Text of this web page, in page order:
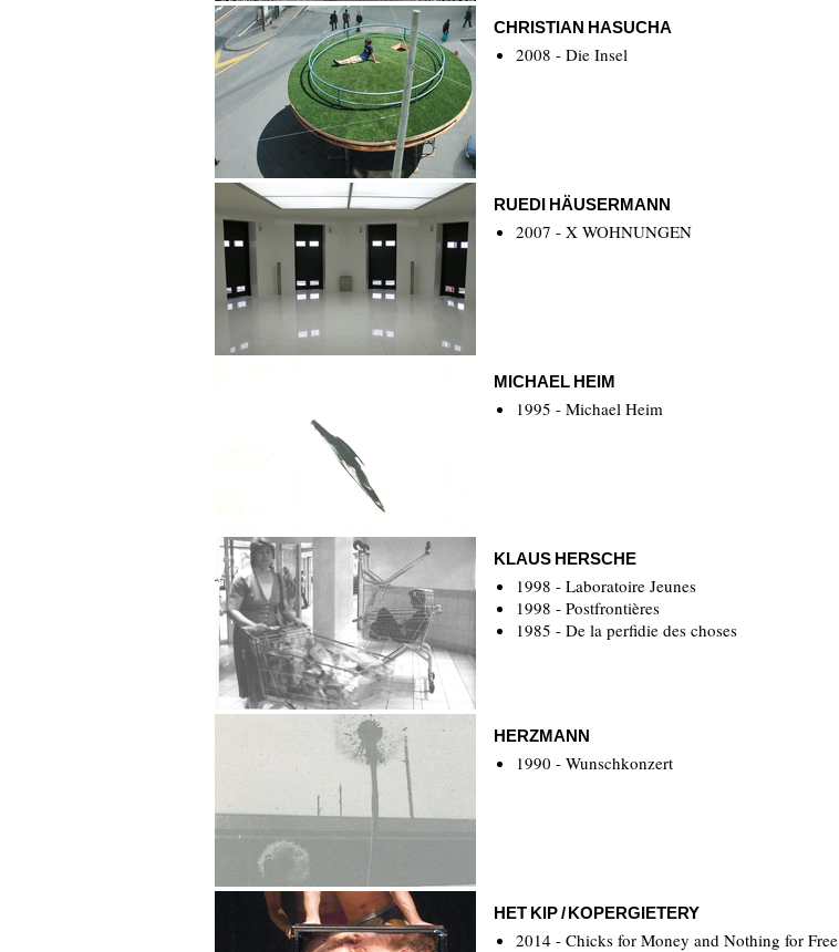
Ali Hassan Kuban
Christian Hasucha
CHRISTIAN HASUCHA
2008 - Die Insel
RUEDI HÄUSERMANN
2007 - X WOHNUNGEN
Michael Heim
MICHAEL HEIM
1995 - Michael Heim
Klaus Hersche
KLAUS HERSCHE
1998 - Laboratoire Jeunes
1998 - Postfrontières
1985 - De la perfidie des choses
Herzmann
HERZMANN
1990 - Wunschkonzert
HET KIP / KOPERGIETERY
2014 - Chicks for Money and Nothing for Free